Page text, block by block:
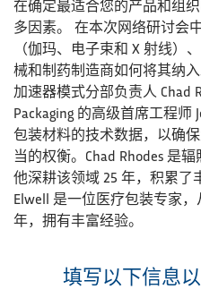
在确定最适合您的产品和组
多因素。 在本次网络研讨会
（伽玛、电子束和 X 射线）
械和制药制造商如何将其纳
加速器模式分部负责人 Chad
Packaging 的高级首席工程师
包装材料的技术数据，以确
当的权衡。Chad Rhodes 是
他深耕该领域 25 年，积累了
Elwell 是一位医疗包装专家
年，拥有丰富经验。
填写以下信息